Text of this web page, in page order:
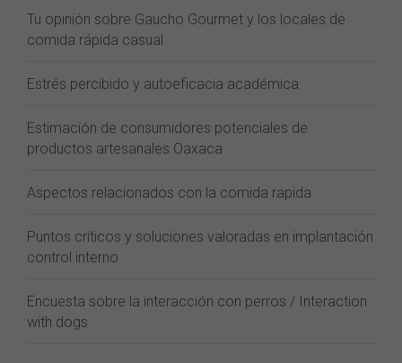
Tu opinión sobre Gaucho Gourmet y los locales de
comida rápida casual
Estrés percibido y autoeficacia académica
Estimación de consumidores potenciales de
productos artesanales Oaxaca
Aspectos relacionados con la comida rapida
Puntos críticos y soluciones valoradas en implantación
control interno
Encuesta sobre la interacción con perros / Interaction
with dogs